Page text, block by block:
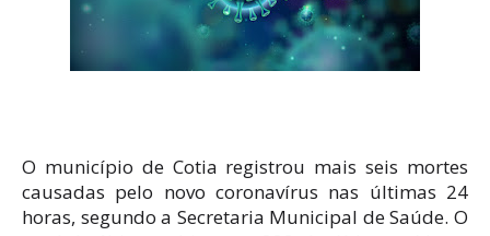
O município de Cotia registrou mais seis mortes
causadas pelo novo coronavírus nas últimas 24
horas, segundo a Secretaria Municipal de Saúde. O